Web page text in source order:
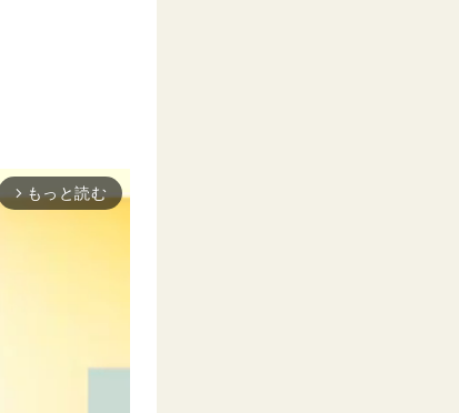
arrow_forward_ios もっと読む